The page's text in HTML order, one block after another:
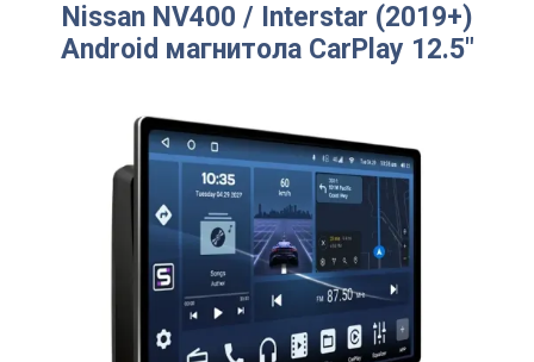
Nissan NV400 / Interstar (2019+)
Android магнитола CarPlay 12.5"